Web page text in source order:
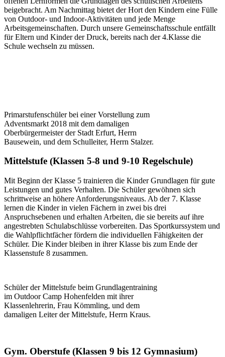
beigebracht. Am Nachmittag bietet der Hort den Kindern eine Fülle
von Outdoor- und Indoor-Aktivitäten und jede Menge
Arbeitsgemeinschaften. Durch unsere Gemeinschaftsschule entfällt
für Eltern und Kinder der Druck, bereits nach der 4.Klasse die
Schule wechseln zu müssen.
Primarstufenschüler bei einer Vorstellung zum
Adventsmarkt 2018 mit dem damaligen
Oberbürgermeister der Stadt Erfurt, Herrn
Bausewein, und dem Schulleiter, Herrn Stalzer.
Mittelstufe (Klassen 5-8 und 9-10 Regelschule)
Mit Beginn der Klasse 5 trainieren die Kinder Grundlagen für gute
Leistungen und gutes Verhalten. Die Schüler gewöhnen sich
schrittweise an höhere Anforderungsniveaus. Ab der 7. Klasse
lernen die Kinder in vielen Fächern in zwei bis drei
Anspruchsebenen und erhalten Arbeiten, die sie bereits auf ihre
angestrebten Schulabschlüsse vorbereiten. Das Sportkurssystem und
die Wahlpflichtfächer fördern die individuellen Fähigkeiten der
Schüler. Die Kinder bleiben in ihrer Klasse bis zum Ende der
Klassenstufe 8 zusammen.
Schüler der Mittelstufe beim Grundlagentraining
im Outdoor Camp Hohenfelden mit ihrer
Klassenlehrerin, Frau Kömmling, und dem
damaligen Leiter der Mittelstufe, Herrn Kraus.
Gym. Oberstufe (Klassen 9 bis 12 Gymnasium)